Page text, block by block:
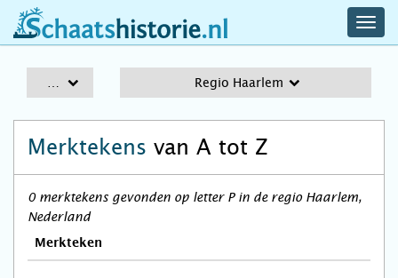
schaatshistorie.nl
Regio Haarlem
Merktekens van A tot Z
0 merktekens gevonden op letter P in de regio Haarlem,
Nederland
Merkteken